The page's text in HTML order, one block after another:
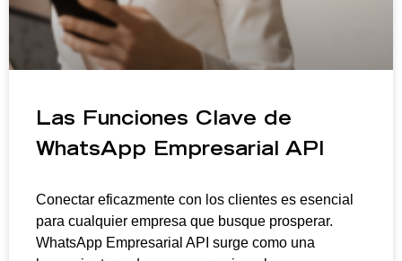
Las Funciones Clave de
WhatsApp Empresarial API
Conectar eficazmente con los clientes es esencial
para cualquier empresa que busque prosperar.
WhatsApp Empresarial API surge como una